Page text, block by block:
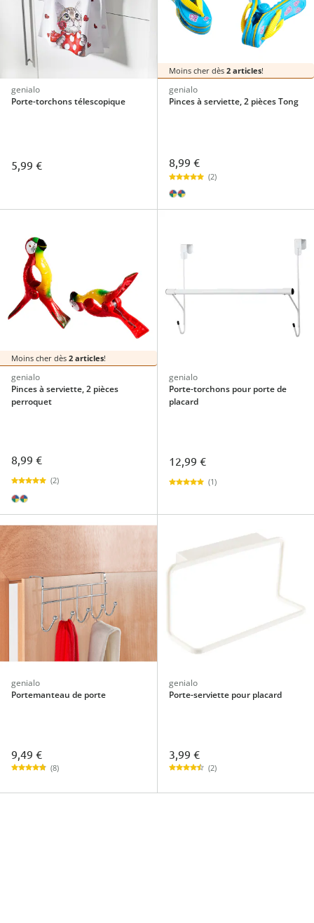
genialo
Porte-torchons télescopique
5,99 €
Moins cher dès 2 articles!
genialo
Pinces à serviette, 2 pièces Tong
8,99 €
(2)
Moins cher dès 2 articles!
genialo
Pinces à serviette, 2 pièces
perroquet
8,99 €
(2)
genialo
Porte-torchons pour porte de
placard
12,99 €
(1)
genialo
Portemanteau de porte
9,49 €
(8)
genialo
Porte-serviette pour placard
3,99 €
(2)